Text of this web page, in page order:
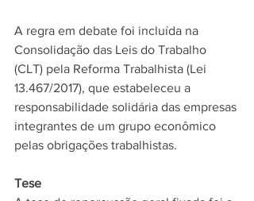
A regra em debate foi incluída na
Consolidação das Leis do Trabalho
(CLT) pela Reforma Trabalhista (Lei
13.467/2017), que estabeleceu a
responsabilidade solidária das empresas
integrantes de um grupo econômico
pelas obrigações trabalhistas.
Tese